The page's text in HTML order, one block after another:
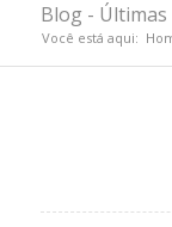
Blog -
Você está aqui: